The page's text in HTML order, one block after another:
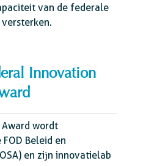
van de federale
Innovation
wordt
Beleid en
en zijn innovatielab